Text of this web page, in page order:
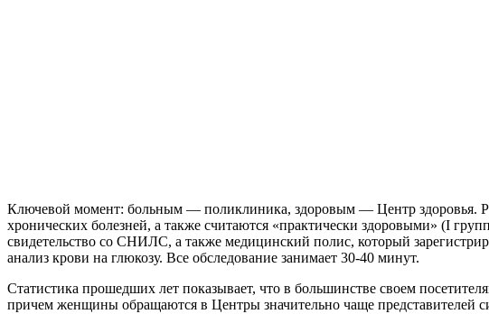
Ключевой момент: больным — поликлиника, здоровым — Центр здоровья.
хронических болезней, а также считаются «практически здоровыми» (I
свидетельство со СНИЛС, а также медицинский полис, который
анализ крови на глюкозу. Все обследование занимает 30-40 минут.
Статистика прошедших лет показывает, что в большинстве своем
причем женщины обращаются в Центры значительно чаще представителей